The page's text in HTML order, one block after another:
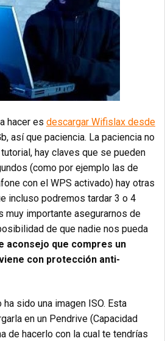
hacer es descargar Wifislax desde
así que paciencia. La paciencia no
hay claves que se pueden
(como por ejemplo las de
con el WPS activado) hay otras
incluso podremos tardar 3 o 4
muy importante asegurarnos de
de que nadie nos pueda
aconsejo que compres un
con protección anti-
sido una imagen ISO. Esta
en un Pendrive (Capacidad
de hacerlo con la cual te tendrías